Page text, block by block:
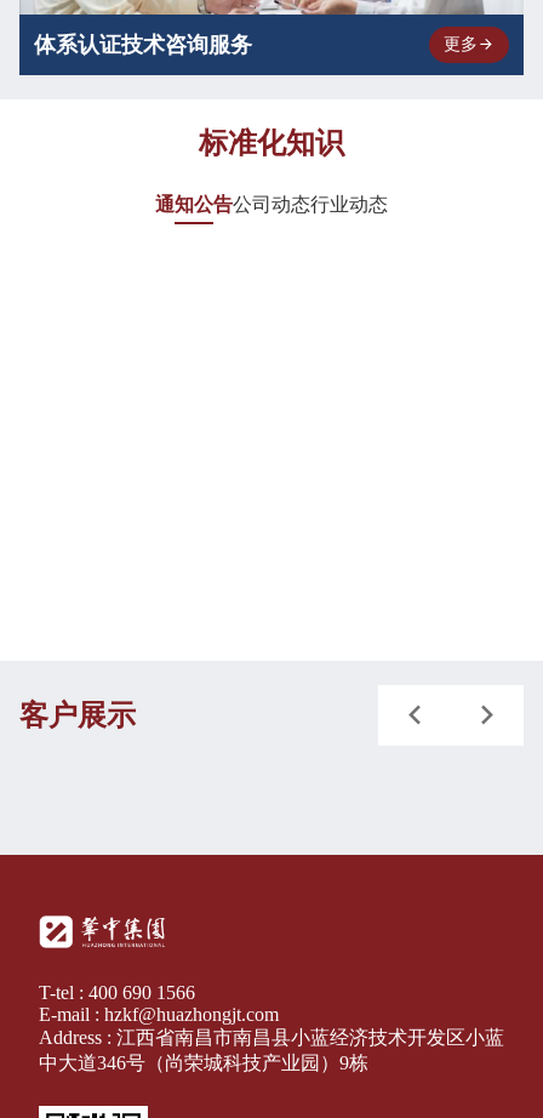
体系认证技术咨询服务 更多
标准化知识
通知公告公司动态行业动态
客户展示
T-tel : 400 690 1566
E-mail : hzkf@huazhongjt.com
Address : 江西省南昌市南昌县小蓝经济技术开发区小蓝
中大道346号（尚荣城科技产业园）9栋